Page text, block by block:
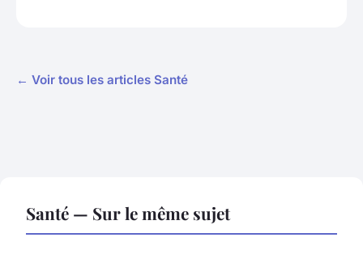
← Voir tous les articles Santé
Santé — Sur le même sujet